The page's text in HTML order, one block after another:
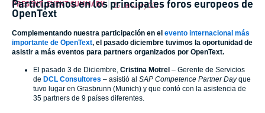
PRESENT,EVENT SUMMARY 26 January 2015
Participamos en los principales foros europeos de
OpenText
Complementando nuestra participación en el evento internacional más
importante de OpenText, el pasado diciembre tuvimos la oportunidad de
asistir a más eventos para partners organizados por OpenText.
El pasado 3 de Diciembre, Cristina Motrel – Gerente de Servicios
de DCL Consultores – asistió al SAP Competence Partner Dayque
tuvo lugar en Grasbrunn (Munich) y que contó con la asistencia de
35 partners de 9 países diferentes.